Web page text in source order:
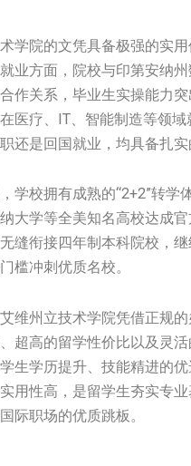
学院的文凭具备极强的实
业方面，院校与印第安纳
作关系，毕业生实操能力
医疗、IT、智能制造等领域
还是回国就业，均具备扎实
学校拥有成熟的“2+2”转学
大学等全美知名高校达成
缝衔接四年制本科院校，
槛冲刺优质名校。
维州立技术学院凭借正规
超高的留学性价比以及灵
生学历提升、技能精进的
用性高，是留学生夯实专
际职场的优质跳板。